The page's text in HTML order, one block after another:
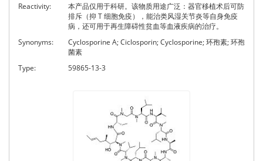
Reactivity:
本产品仅用于科研。该物质用途广泛：器官移植术后可防
排斥（抑 T 细胞免疫），能治类风湿关节炎等自身免疫
病，还可用于再生障碍性贫血等血液疾病的治疗。
Synonyms:
Cyclosporine A; Ciclosporin; Cyclosporine; 环孢素; 环孢
菌素
Type:
59865-13-3